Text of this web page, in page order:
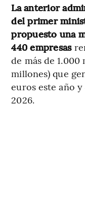
La anterior
del primer
propuesto una
440 empresas
de más de 1.000
millones) que
euros este año
2026.